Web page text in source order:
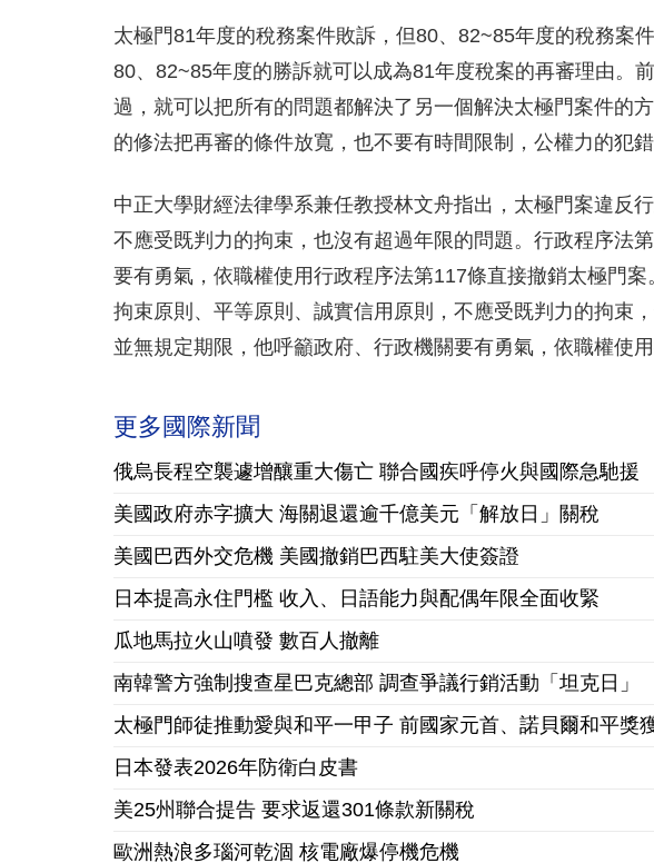
太極門81年度的稅務案件敗訴，但80、82~85年度的稅務案
80、82~85年度的勝訴就可以成為81年度稅案的再審理由。
過，就可以把所有的問題都解決了另一個解決太極門案件的
的修法把再審的條件放寬，也不要有時間限制，公權力的犯
中正大學財經法律學系兼任教授林文舟指出，太極門案違反
不應受既判力的拘束，也沒有超過年限的問題。行政程序法
要有勇氣，依職權使用行政程序法第117條直接撤銷太極門
拘束原則、平等原則、誠實信用原則，不應受既判力的拘束
並無規定期限，他呼籲政府、行政機關要有勇氣，依職權使
更多國際新聞
俄烏長程空襲遽增釀重大傷亡 聯合國疾呼停火與國際急馳援
美國政府赤字擴大 海關退還逾千億美元「解放日」關稅
美國巴西外交危機 美國撤銷巴西駐美大使簽證
日本提高永住門檻 收入、日語能力與配偶年限全面收緊
瓜地馬拉火山噴發 數百人撤離
南韓警方強制搜查星巴克總部 調查爭議行銷活動「坦克日」
太極門師徒推動愛與和平一甲子 前國家元首、諾貝爾和平獎
日本發表2026年防衛白皮書
美25州聯合提告 要求返還301條款新關稅
歐洲熱浪多瑙河乾涸 核電廠爆停機危機